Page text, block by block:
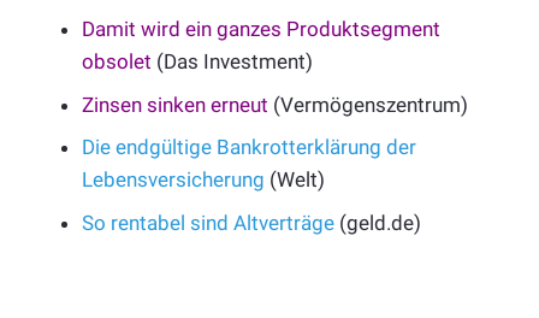
Damit wird ein ganzes Produktsegment
obsolet (Das Investment)
Zinsen sinken erneut (Vermögenszentrum)
Die endgültige Bankrotterklärung der
Lebensversicherung (Welt)
So rentabel sind Altverträge (geld.de)